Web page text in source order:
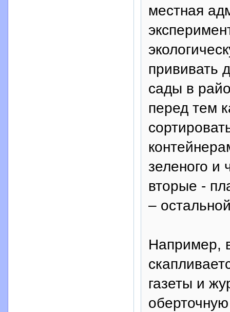
местная
прививать
сады в
перед тем
зеленого и
вторые -
–
Например,
газеты и